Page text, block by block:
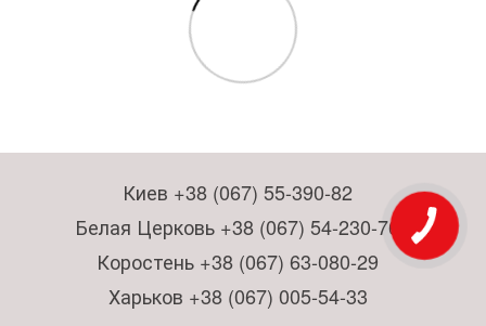
Киев +38 (067) 55-390-82
Белая Церковь +38 (067) 54-230-76
Коростень +38 (067) 63-080-29
Харьков +38 (067) 005-54-33